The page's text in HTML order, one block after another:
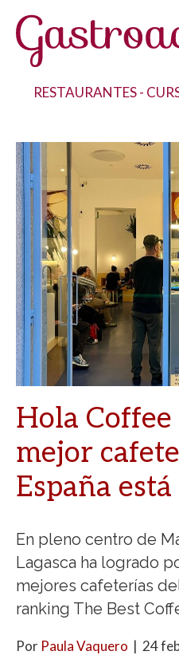
RESTAURANTES-
Hola Coffee
mejor
España
En pleno centro de
Lagasca ha logrado
mejores cafeterías
ranking The Best
Por Paula Vaquero | 24